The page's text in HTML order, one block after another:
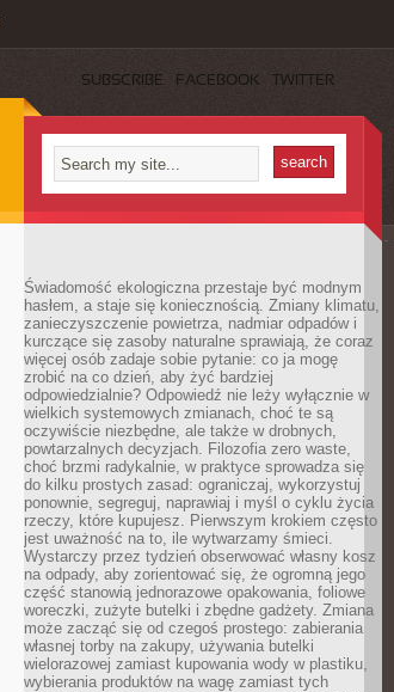
SUBSCRIBE FACEBOOK TWITTER
Świadomość ekologiczna przestaje być modnym
hasłem, a staje się koniecznością. Zmiany klimatu,
zanieczyszczenie powietrza, nadmiar odpadów i
kurczące się zasoby naturalne sprawiają, że coraz
więcej osób zadaje sobie pytanie: co ja mogę
zrobić na co dzień, aby żyć bardziej
odpowiedzialnie? Odpowiedź nie leży wyłącznie w
wielkich systemowych zmianach, choć te są
oczywiście niezbędne, ale także w drobnych,
powtarzalnych decyzjach. Filozofia zero waste,
choć brzmi radykalnie, w praktyce sprowadza się
do kilku prostych zasad: ograniczaj, wykorzystuj
ponownie, segreguj, naprawiaj i myśl o cyklu życia
rzeczy, które kupujesz. Pierwszym krokiem często
jest uważność na to, ile wytwarzamy śmieci.
Wystarczy przez tydzień obserwować własny kosz
na odpady, aby zorientować się, że ogromną jego
część stanowią jednorazowe opakowania, foliowe
woreczki, zużyte butelki i zbędne gadżety. Zmiana
może zacząć się od czegoś prostego: zabierania
własnej torby na zakupy, używania butelki
wielorazowej zamiast kupowania wody w plastiku,
wybierania produktów na wagę zamiast tych